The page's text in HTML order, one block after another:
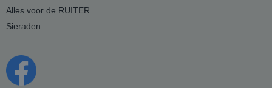
Alles voor de RUITER
Sieraden